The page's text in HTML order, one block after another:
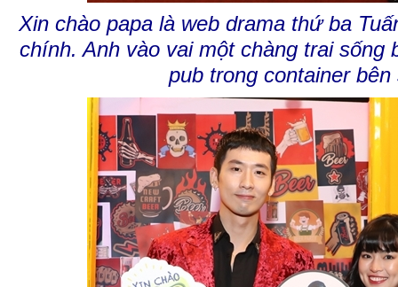
Xin chào papa là web drama thứ ba
chính. Anh vào vai một chàng trai sống
pub trong container bên